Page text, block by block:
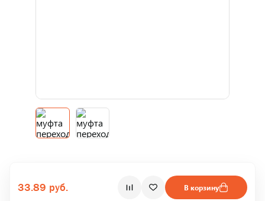
33.89 руб. В корзину